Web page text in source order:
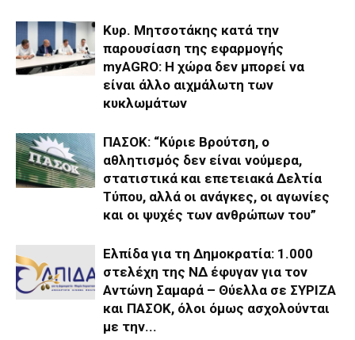
Κυρ. Μητσοτάκης κατά την
παρουσίαση της εφαρμογής
myAGRO: Η χώρα δεν μπορεί να
είναι άλλο αιχμάλωτη των
κυκλωμάτων
ΠΑΣΟΚ: “Κύριε Βρούτση, ο
αθλητισμός δεν είναι νούμερα,
στατιστικά και επετειακά Δελτία
Τύπου, αλλά οι ανάγκες, οι αγωνίες
και οι ψυχές των ανθρώπων του”
Ελπίδα για τη Δημοκρατία: 1.000
στελέχη της ΝΔ έφυγαν για τον
Αντώνη Σαμαρά – Θύελλα σε ΣΥΡΙΖΑ
και ΠΑΣΟΚ, όλοι όμως ασχολούνται
με την...